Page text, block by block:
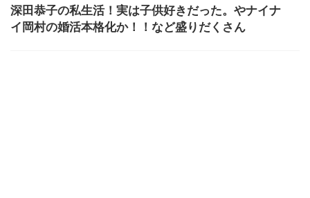
深田恭子の私生活！実は子供好きだった。やナイナ
イ岡村の婚活本格化か！！など盛りだくさん